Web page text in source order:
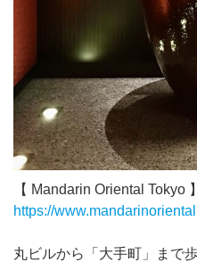
【 Mandarin Oriental Tokyo 】
https://
丸ビルから「大手町」まで